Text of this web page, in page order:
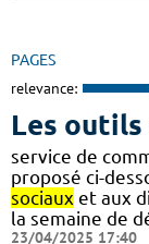
PAGES
relevance:
Les outils
service de
proposé ci-
sociaux et aux
la semaine de
23/04/2025 17:40